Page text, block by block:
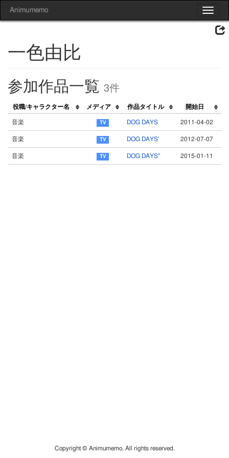
Toggle
Animumemo
一色由比
参加作品一覧 3件
役職/キャラクター名 メディア 作品タイトル 開始日
音楽 DOG DAYS 2011-04-02
音楽 DOG DAYS' 2012-07-07
音楽 DOG DAYS'' 2015-01-11
Copyright © Animumemo. All rights reserved.